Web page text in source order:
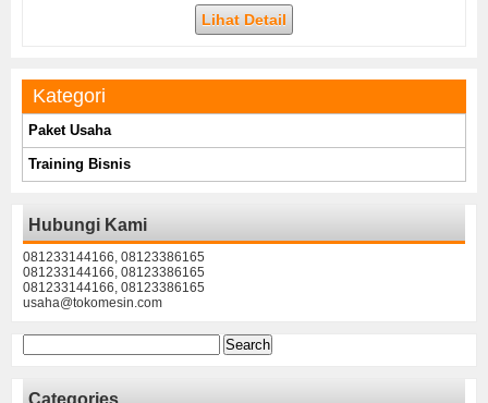
Lihat Detail
Kategori
Paket Usaha
Training Bisnis
Hubungi Kami
081233144166, 08123386165
081233144166, 08123386165
081233144166, 08123386165
usaha@tokomesin.com
for:
Categories